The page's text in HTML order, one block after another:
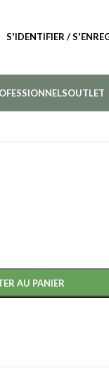
S'IDENTIFIER /
OUTLET
AU PANIER